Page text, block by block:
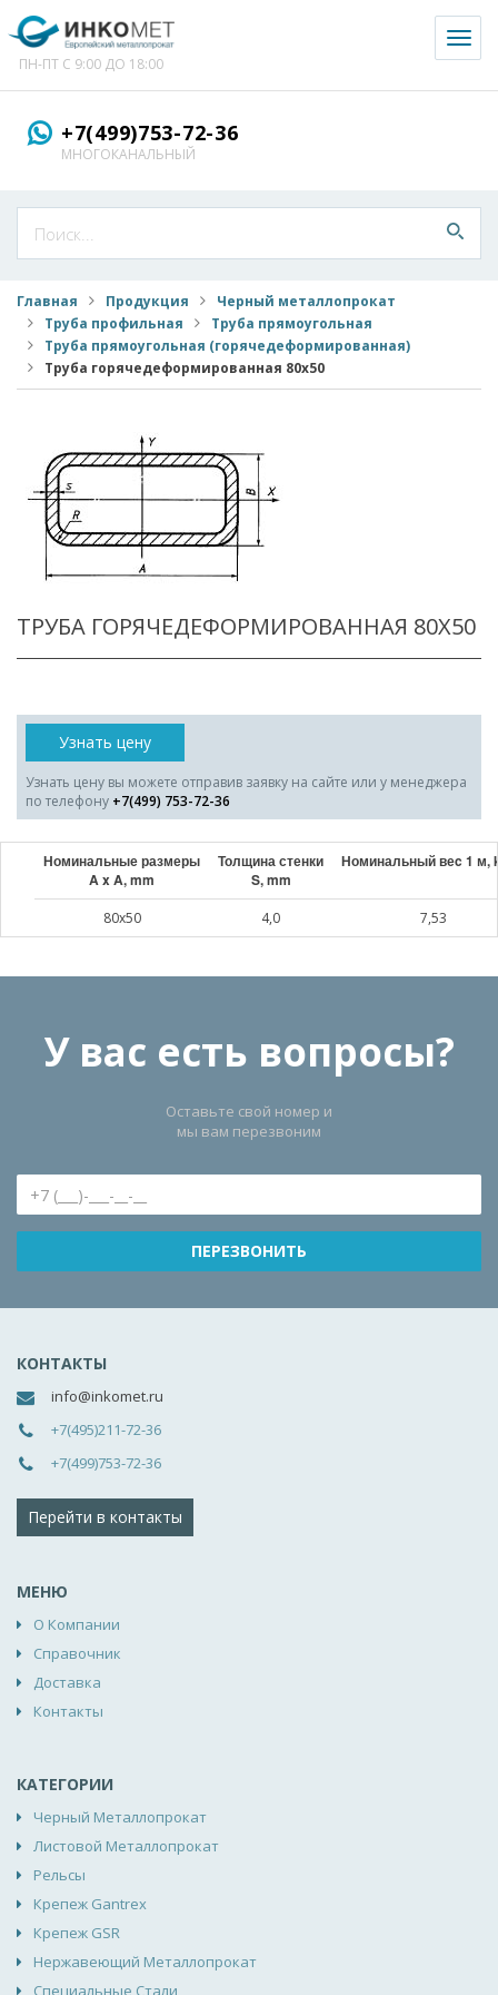
ПН-ПТ С 9:00 ДО 18:00
+7(499)753-72-36
МНОГОКАНАЛЬНЫЙ
Главная Продукция
Черный металлопрокат
Труба профильная
Труба прямоугольная
Труба прямоугольная (горячедеформированная)
Труба горячедеформированная 80x50
ТРУБА ГОРЯЧЕДЕФОРМИРОВАННАЯ 80X50
Узнать цену
Узнать цену вы можете отправив заявку на сайте или у менеджера
по телефону +7(499) 753-72-36
Номинальные размеры
A x A, mm
Толщина стенки
S, mm
Номинальный веc 1 м,
80x50 4,0 7,53
У вас есть вопросы?
Оставьте свой номер и
мы вам перезвоним
КОНТАКТЫ
info@inkomet.ru
+7(495)211-72-36
+7(499)753-72-36
Перейти в контакты
МЕНЮ
О Компании
Справочник
Доставка
Контакты
КАТЕГОРИИ
Черный Металлопрокат
Листовой Металлопрокат
Рельсы
Крепеж Gantrex
Крепеж GSR
Нержавеющий Металлопрокат
Специальные Стали